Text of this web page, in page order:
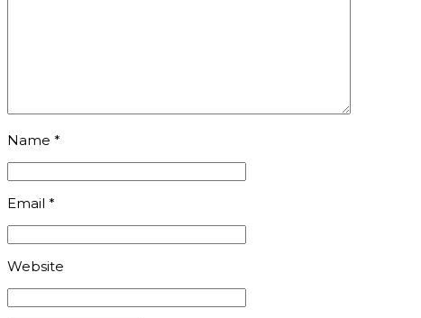
Name *
Email *
Website